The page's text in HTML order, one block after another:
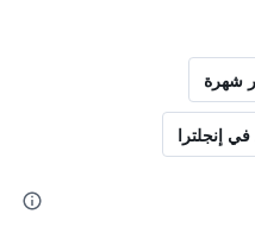
شهرة
إنجلترا